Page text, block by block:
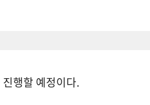
행할 예정이다.